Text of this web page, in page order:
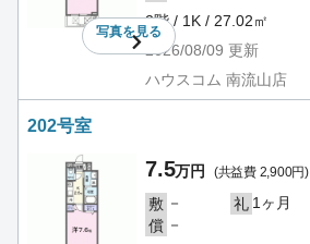
写真を見る
2階 / 1K / 27.02㎡
2026/08/09 更新
ハウスコム 南流山店
202号室
7.5万円 (共益費 2,900円)
敷 － 礼 1ヶ月
償 －